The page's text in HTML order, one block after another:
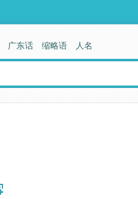
广东话 缩略语 人名